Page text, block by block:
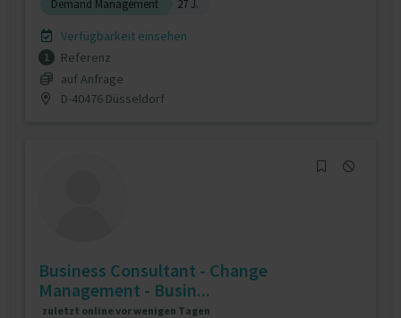
Demand Management 27 J.
Verfügbarkeit einsehen
1
Referenz
auf Anfrage
D-40476 Düsseldorf
Business Consultant - Change
Management - Busin...
zuletzt online vor wenigen Tagen